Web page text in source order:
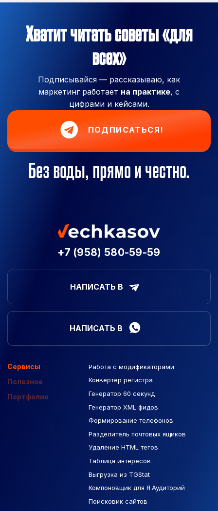
Хватит читать советы «для
всех»
Подписывайся — рассказываю, как
маркетинг работает на практике, с
цифрами и кейсами.
ПОДПИСАТЬСЯ!
Без воды, прямо и честно.
+7 (958) 580-59-59
НАПИСАТЬ В
НАПИСАТЬ В
Сервисы
Полезное
Портфолио
Работа с модификаторами
Конвертер регистра
Генератор 60 секунд
Генератор XML фидов
Формирование телефонов
Разделитель почтовых ящиков
Удаление HTML тегов
Таблица интересов
Выгрузка из TGStat
Компоновщик для Я.Аудиторий
Поисковик сайтов
Подборка сайтов
Макеты Figma
База Яндекс Карты
РСЯ площадки
Созданные сайты
Контекстная реклама